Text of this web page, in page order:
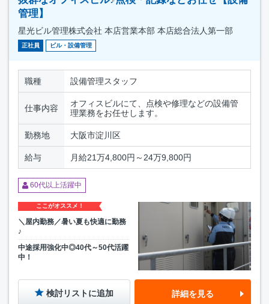
管理】
星光ビル管理株式会社 本店営業本部 本店総合法人第一部
正社員 ビル・設備管理
職種 設備管理スタッフ
仕事内容
オフィスビルにて、点検や修理などの設備管
理業務をお任せします。
勤務地 大阪市淀川区
給与 月給21万4,800円～24万9,800円
60代以上活躍中
ここがオススメ！
＼屋内勤務／暑い夏も快適に勤務
♪
中途採用強化中◎40代～50代活躍
中！
検討リストに追加 詳細を見る